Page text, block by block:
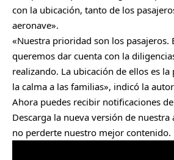
con la ubicación, tanto de los
aeronave».
«Nuestra prioridad son los pasajeros.
queremos dar cuenta con la
realizando. La ubicación de ellos es
la calma a las familias», indicó la
Ahora puedes recibir notificaciones
Descarga la nueva versión de nuestra
no perderte nuestro mejor contenido.